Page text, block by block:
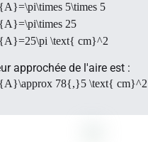
5\times 5
25
\text{ cm}^2
approchée de l'aire est :
78{,}5 \text{ cm}^2